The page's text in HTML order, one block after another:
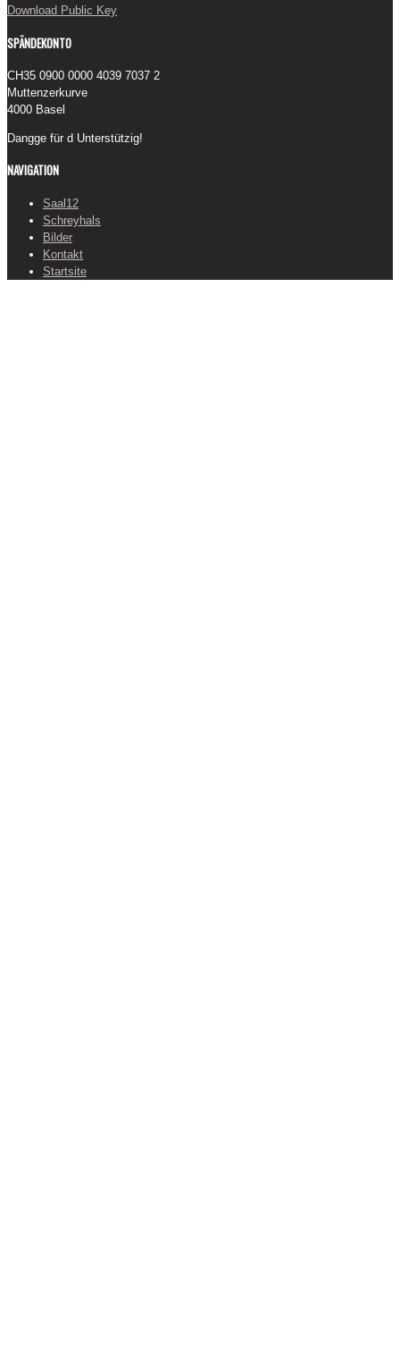
Download Public Key
SPÄNDEKONTO
CH35 0900 0000 4039 7037 2
Muttenzerkurve
4000 Basel
Dangge für d Unterstützig!
NAVIGATION
Saal12
Schreyhals
Bilder
Kontakt
Startsite